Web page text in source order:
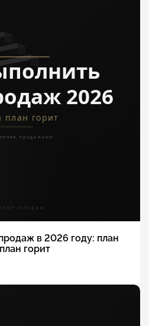
в 2026 году: план
горит